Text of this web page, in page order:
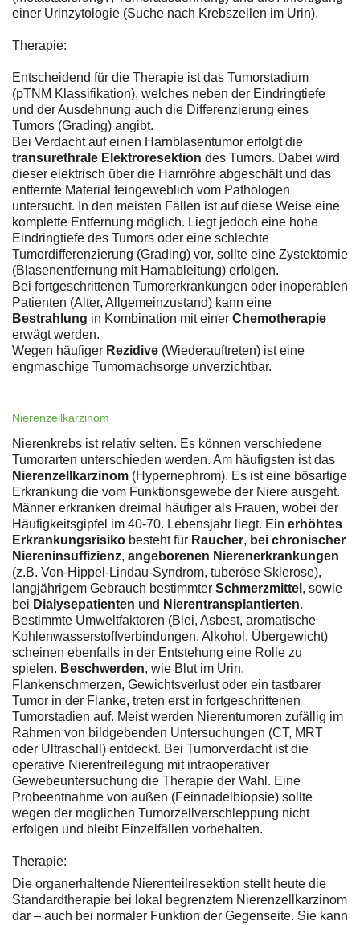
einer Urinzytologie (Suche nach Krebszellen im Urin).
Therapie:
Entscheidend für die Therapie ist das Tumorstadium
(pTNM Klassifikation), welches neben der Eindringtiefe
und der Ausdehnung auch die Differenzierung eines
Tumors (Grading) angibt.
Bei Verdacht auf einen Harnblasentumor erfolgt die
transurethrale Elektroresektion des Tumors. Dabei wird
dieser elektrisch über die Harnröhre abgeschält und das
entfernte Material feingeweblich vom Pathologen
untersucht. In den meisten Fällen ist auf diese Weise eine
komplette Entfernung möglich. Liegt jedoch eine hohe
Eindringtiefe des Tumors oder eine schlechte
Tumordifferenzierung (Grading) vor, sollte eine Zystektomie
(Blasenentfernung mit Harnableitung) erfolgen.
Bei fortgeschrittenen Tumorerkrankungen oder inoperablen
Patienten (Alter, Allgemeinzustand) kann eine
Bestrahlung in Kombination mit einer Chemotherapie
erwägt werden.
Wegen häufiger Rezidive (Wiederauftreten) ist eine
engmaschige Tumornachsorge unverzichtbar.
Nierenzellkarzinom
Nierenkrebs ist relativ selten. Es können verschiedene
Tumorarten unterschieden werden. Am häufigsten ist das
Nierenzellkarzinom (Hypernephrom). Es ist eine bösartige
Erkrankung die vom Funktionsgewebe der Niere ausgeht.
Männer erkranken dreimal häufiger als Frauen, wobei der
Häufigkeitsgipfel im 40-70. Lebensjahr liegt. Ein erhöhtes
Erkrankungsrisiko besteht für Raucher, bei chronischer
Niereninsuffizienz, angeborenen Nierenerkrankungen
(z.B. Von-Hippel-Lindau-Syndrom, tuberöse Sklerose),
langjährigem Gebrauch bestimmter Schmerzmittel , sowie
bei Dialysepatienten und Nierentransplantierten.
Bestimmte Umweltfaktoren (Blei, Asbest, aromatische
Kohlenwasserstoffverbindungen, Alkohol, Übergewicht)
scheinen ebenfalls in der Entstehung eine Rolle zu
spielen. Beschwerden, wie Blut im Urin,
Flankenschmerzen, Gewichtsverlust oder ein tastbarer
Tumor in der Flanke, treten erst in fortgeschrittenen
Tumorstadien auf. Meist werden Nierentumoren zufällig im
Rahmen von bildgebenden Untersuchungen (CT, MRT
oder Ultraschall) entdeckt. Bei Tumorverdacht ist die
operative Nierenfreilegung mit intraoperativer
Gewebeuntersuchung die Therapie der Wahl. Eine
Probeentnahme von außen (Feinnadelbiopsie) sollte
wegen der möglichen Tumorzellverschleppung nicht
erfolgen und bleibt Einzelfällen vorbehalten.
Therapie:
Die organerhaltende Nierenteilresektion stellt heute die
Standardtherapie bei lokal begrenztem Nierenzellkarzinom
dar – auch bei normaler Funktion der Gegenseite. Sie kann